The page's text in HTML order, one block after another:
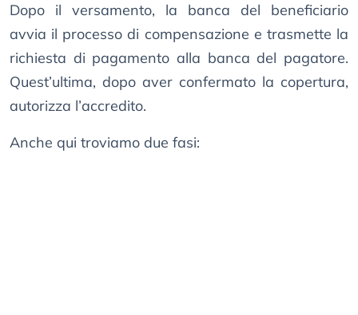
Dopo il versamento, la banca del beneficiario
avvia il processo di compensazione e trasmette la
richiesta di pagamento alla banca del pagatore.
Quest’ultima, dopo aver confermato la copertura,
autorizza l’accredito.
Anche qui troviamo due fasi: